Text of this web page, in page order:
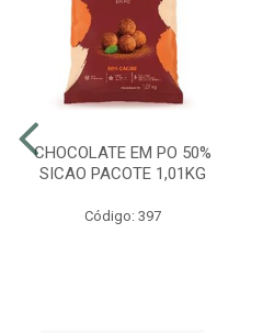
CHOCOLATE EM PO 50%
SICAO PACOTE 1,01KG
Código: 397